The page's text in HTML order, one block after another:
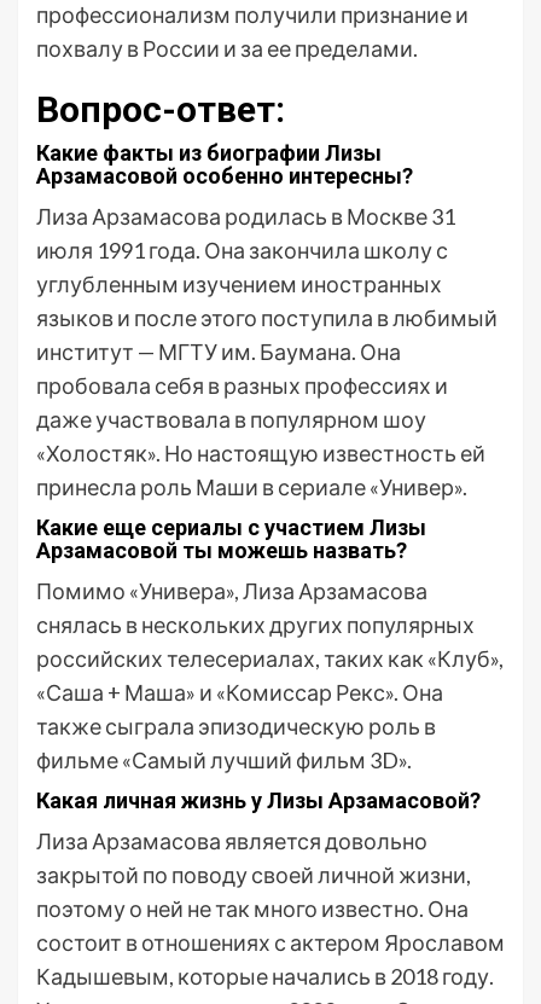
профессионализм получили признание и
похвалу в России и за ее пределами.
Вопрос-ответ:
Какие факты из биографии Лизы
Арзамасовой особенно интересны?
Лиза Арзамасова родилась в Москве 31
июля 1991 года. Она закончила школу с
углубленным изучением иностранных
языков и после этого поступила в любимый
институт — МГТУ им. Баумана. Она
пробовала себя в разных профессиях и
даже участвовала в популярном шоу
«Холостяк». Но настоящую известность ей
принесла роль Маши в сериале «Универ».
Какие еще сериалы с участием Лизы
Арзамасовой ты можешь назвать?
Помимо «Универа», Лиза Арзамасова
снялась в нескольких других популярных
российских телесериалах, таких как «Клуб»,
«Саша + Маша» и «Комиссар Рекс». Она
также сыграла эпизодическую роль в
фильме «Самый лучший фильм 3D».
Какая личная жизнь у Лизы Арзамасовой?
Лиза Арзамасова является довольно
закрытой по поводу своей личной жизни,
поэтому о ней не так много известно. Она
состоит в отношениях с актером Ярославом
Кадышевым, которые начались в 2018 году.